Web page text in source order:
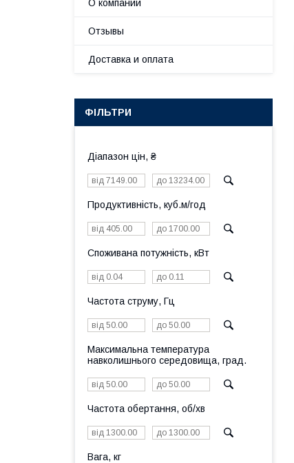
О компании
Отзывы
Доставка и оплата
ФІЛЬТРИ
Діапазон цін, ₴
Продуктивність, куб.м/год
Споживана потужність, кВт
Частота струму, Гц
Максимальна температура
навколишнього середовища, град.
Частота обертання, об/хв
Вага, кг